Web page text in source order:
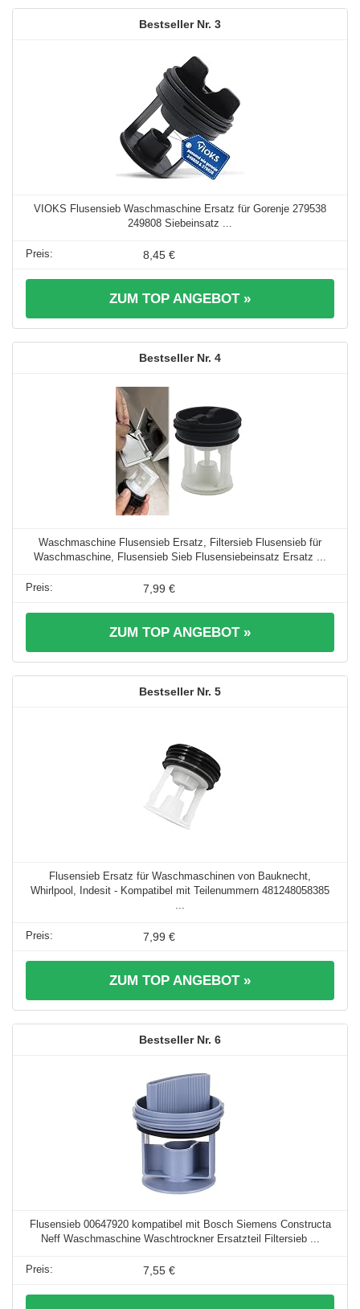
3
VIOKS Flusensieb Waschmaschine Ersatz für Gorenje 279538
249808 Siebeinsatz ...
8,45 €
ZUM TOP ANGEBOT »
4
Waschmaschine Flusensieb Ersatz, Filtersieb Flusensieb für
Waschmaschine, Flusensieb Sieb Flusensiebeinsatz Ersatz ...
7,99 €
ZUM TOP ANGEBOT »
5
Flusensieb Ersatz für Waschmaschinen von Bauknecht,
Whirlpool, Indesit - Kompatibel mit Teilenummern 481248058385
7,99 €
ZUM TOP ANGEBOT »
6
Flusensieb 00647920 kompatibel mit Bosch Siemens Constructa
Neff Waschmaschine Waschtrockner Ersatzteil Filtersieb ...
7,55 €